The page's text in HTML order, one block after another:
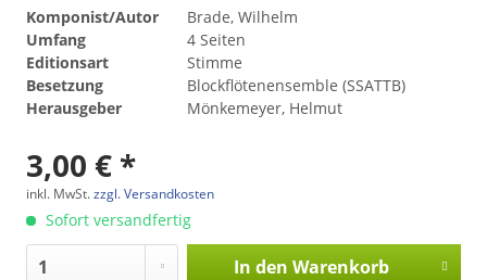
Komponist/Autor
Brade, Wilhelm
Umfang
4 Seiten
Editionsart
Stimme
Besetzung
Blockflötenensemble (SSATTB)
Herausgeber
Mönkemeyer, Helmut
3,00 € *
inkl. MwSt.zzgl. Versandkosten
Sofort versandfertig
In den Warenkorb